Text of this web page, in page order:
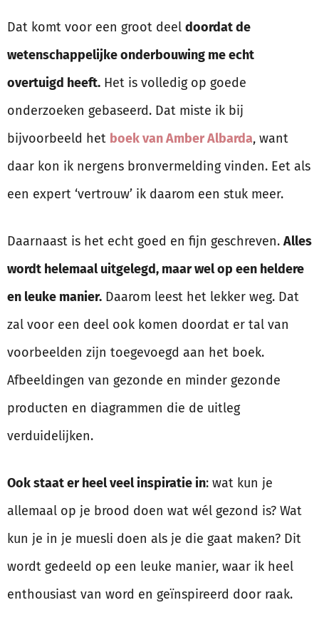
Dat komt voor een groot deel doordat de
wetenschappelijke onderbouwing me echt
overtuigd heeft. Het is volledig op goede
onderzoeken gebaseerd. Dat miste ik bij
bijvoorbeeld het boek van Amber Albarda, want
daar kon ik nergens bronvermelding vinden. Eet als
een expert ‘vertrouw’ ik daarom een stuk meer.
Daarnaast is het echt goed en fijn geschreven. Alles
wordt helemaal uitgelegd, maar wel op een heldere
en leuke manier. Daarom leest het lekker weg. Dat
zal voor een deel ook komen doordat er tal van
voorbeelden zijn toegevoegd aan het boek.
Afbeeldingen van gezonde en minder gezonde
producten en diagrammen die de uitleg
verduidelijken.
Ook staat er heel veel inspiratie in: wat kun je
allemaal op je brood doen wat wél gezond is? Wat
kun je in je muesli doen als je die gaat maken? Dit
wordt gedeeld op een leuke manier, waar ik heel
enthousiast van word en geïnspireerd door raak.